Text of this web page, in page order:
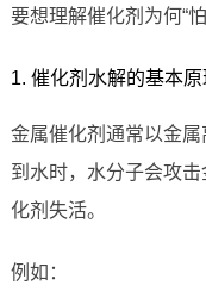
要想理解催化剂为何“
1. 催化剂水解的基本原
金属催化剂通常以金
到水时，水分子会攻
化剂失活。
例如：